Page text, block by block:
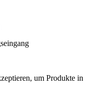
um Produkte in